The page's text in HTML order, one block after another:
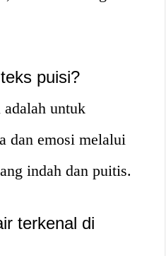
puisi?
untuk
dan emosi melalui
indah dan puitis.
terkenal di